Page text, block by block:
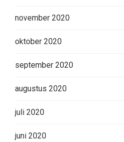
november 2020
oktober 2020
september 2020
augustus 2020
juli 2020
juni 2020